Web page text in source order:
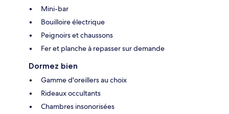
Mini-bar
Bouilloire électrique
Peignoirs et chaussons
Fer et planche à repasser sur demande
Dormez bien
Gamme d'oreillers au choix
Rideaux occultants
Chambres insonorisées